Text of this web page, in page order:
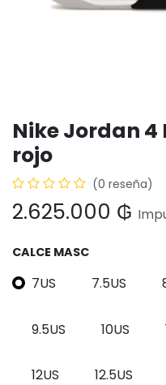
Nike Jordan 4
rojo
(0 reseña)
2.625.000 ₲
CALCE MASC
7US 7.5US
9.5US 10US
12US 12.5US